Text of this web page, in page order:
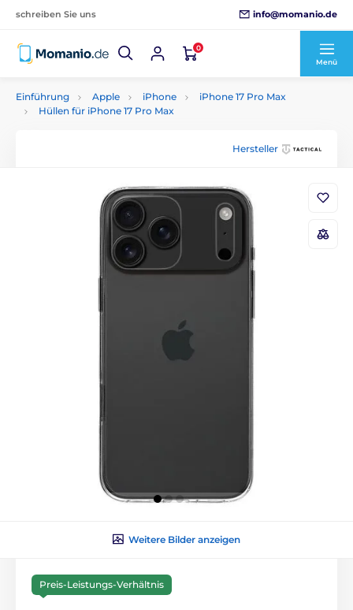
schreiben Sie uns info@momanio.de
0
Menü
Einführung Apple iPhone
iPhone 17 Pro Max
Hüllen für iPhone 17 Pro Max
Hersteller
Weitere Bilder anzeigen
Preis-Leistungs-Verhältnis